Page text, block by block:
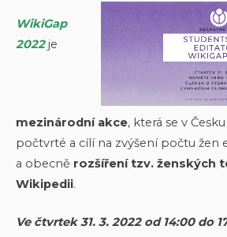
WikiGap
2022je
mezinárodní akce, která se v
počtvrté a cílí na zvýšení počtu žen
a obecně rozšíření tzv. ženských
Wikipedii.
Ve čtvrtek 31. 3. 2022 od 14:00 do